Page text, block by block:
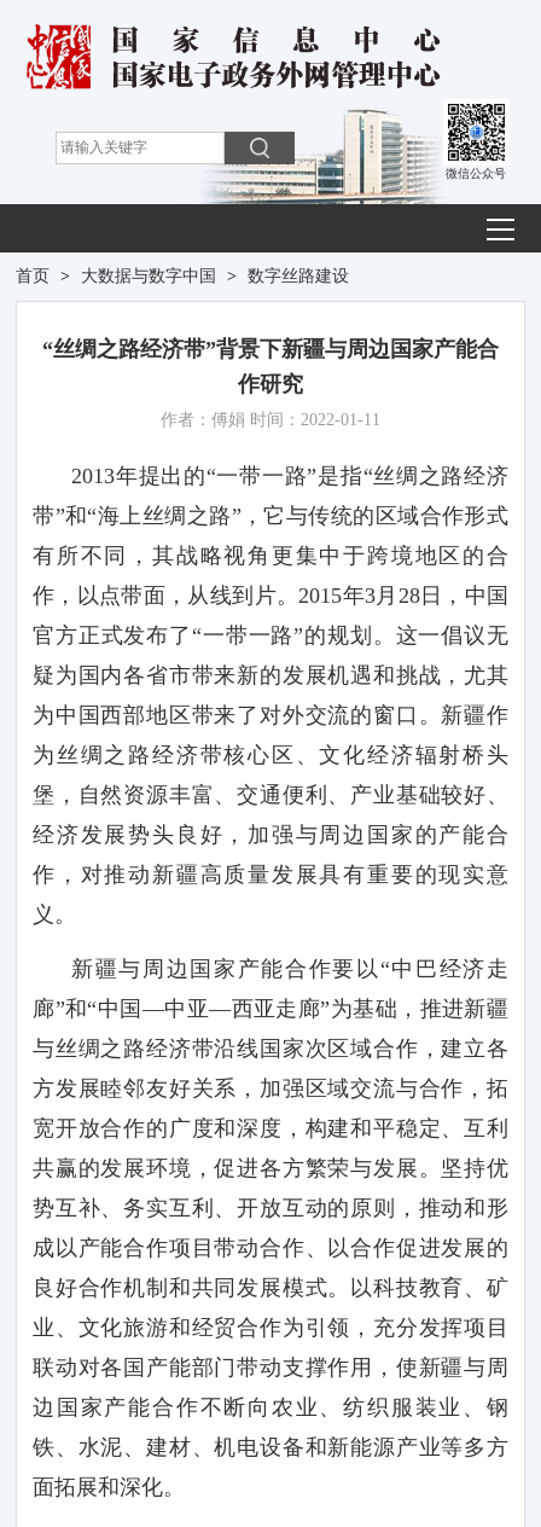
微信公众号
首页 > 大数据与数字中国 > 数字丝路建设
“丝绸之路经济带”背景下新疆与周边国家产能合
作研究
作者：傅娟 时间：2022-01-11
2013年提出的“一带一路”是指“丝绸之路经济
带”和“海上丝绸之路”，它与传统的区域合作形式
有所不同，其战略视角更集中于跨境地区的合
作，以点带面，从线到片。 2015年3月 28日，中国
官方正式发布了“一带一路”的规划。这一倡议无
疑为国内各省市带来新的发展机遇和挑战，尤其
为中国西部地区带来了对外交流的窗口。新疆作
为丝绸之路经济带核心区、文化经济辐射桥头
堡，自然资源丰富、交通便利、产业基础较好、
经济发展势头良好，加强与周边国家的产能合
作，对推动新疆高质量发展具有重要的现实意
义。
新疆与周边国家产能合作要以 “中巴经济走
廊”和“中国—中亚—西亚走廊”为基础，推进新疆
与丝绸之路经济带沿线国家次区域合作，建立各
方发展睦邻友好关系，加强区域交流与合作，拓
宽开放合作的广度和深度，构建和平稳定、互利
共赢的发展环境，促进各方繁荣与发展。坚持优
势互补、务实互利、开放互动的原则，推动和形
成以产能合作项目带动合作、以合作促进发展的
良好合作机制和共同发展模式。以科技教育、矿
业、文化旅游和经贸合作为引领，充分发挥项目
联动对各国产能部门带动支撑作用，使新疆与周
边国家产能合作不断向农业、纺织服装业、钢
铁、水泥、建材、机电设备和新能源产业等多方
面拓展和深化。